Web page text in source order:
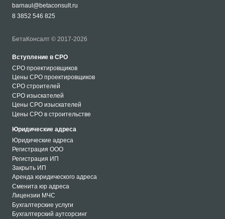
barnaul@betaconsult.ru
8 3852 546 825
БетаКонсалт © 2017-2026
Вступление в СРО
СРО проектировщиков
Цены СРО проектировщиков
СРО строителей
СРО изыскателей
Цены СРО изыскателей
Цены СРО в строительстве
Юридические адреса
Юридические адреса
Регистрация ООО
Регистрация ИП
Закрыть ИП
Аренда юридического адреса
Сменита юр адреса
Лицензии МЧС
Бухгалтерские услуги
Бухгалтерский аутсорсинг